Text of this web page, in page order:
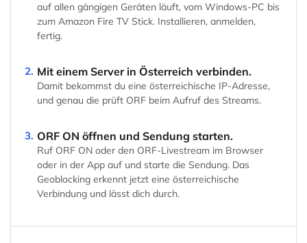
auf allen gängigen Geräten läuft, vom Windows-PC bis
zum Amazon Fire TV Stick. Installieren, anmelden,
fertig.
2. Mit einem Server in Österreich verbinden.
Damit bekommst du eine österreichische IP-Adresse,
und genau die prüft ORF beim Aufruf des Streams.
3. ORF ON öffnen und Sendung starten.
Ruf ORF ON oder den ORF-Livestream im Browser
oder in der App auf und starte die Sendung. Das
Geoblocking erkennt jetzt eine österreichische
Verbindung und lässt dich durch.